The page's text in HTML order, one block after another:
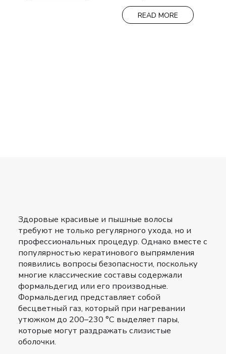
READ MORE
Здоровые красивые и пышные волосы
требуют не только регулярного ухода, но и
профессиональных процедур. Однако вместе с
популярностью кератинового выпрямления
появились вопросы безопасности, поскольку
многие классические составы содержали
формальдегид или его производные.
Формальдегид представляет собой
бесцветный газ, который при нагревании
утюжком до 200–230 °С выделяет пары,
которые могут раздражать слизистые
оболочки.